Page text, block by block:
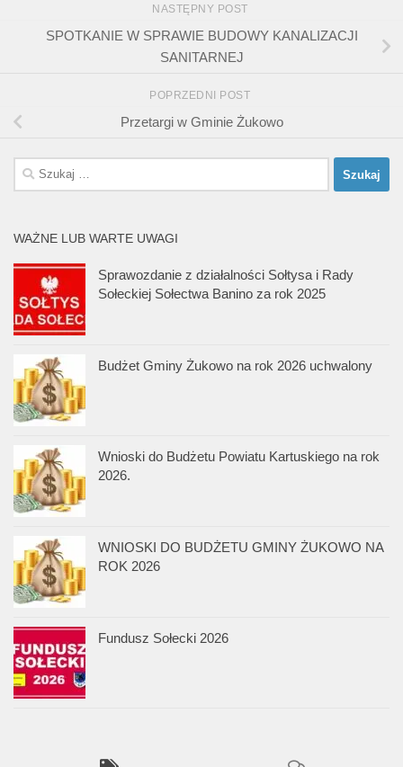
NASTĘPNY POST
SPOTKANIE W SPRAWIE BUDOWY KANALIZACJI
SANITARNEJ
POPRZEDNI POST
Przetargi w Gminie Żukowo
Szukaj:
WAŻNE LUB WARTE UWAGI
Sprawozdanie z działalności Sołtysa i Rady
Sołeckiej Sołectwa Banino za rok 2025
Budżet Gminy Żukowo na rok 2026 uchwalony
Wnioski do Budżetu Powiatu Kartuskiego na rok
2026.
WNIOSKI DO BUDŻETU GMINY ŻUKOWO NA
ROK 2026
Fundusz Sołecki 2026